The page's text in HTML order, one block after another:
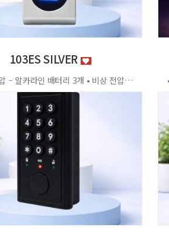
103ES SILVER
• 사용 전압 – 알카라인 배터리 3개 • 비상 전압 - DC3.2V±0.2V • 전력 소비량 – 정전류 : ≤30μA 동작전류 : ≤150 MA • 사용 환경 – 온도 : 0℃ ~ +70℃ 습도 : RH 20% ~ RH95%RH 사용방법 < 잠금방법 > - 비밀번호 4자리 숫자를 입력하면 문이 자동으로 잠깁니다. < 찾는방법> - 입력했던 비밀번호 4자리 숫자를 누르면 자동으로 문이 열립니다. - 비밀번호를 잊었을 경우 마스터키 사용 가능 특징 - 마스터키 10개까지 등록가능 - 버튼백라이트 - 배터리 방전 시 외부전원 공급기 사용가능 - 자동/수동 잠금 설정 가능 - 마스터 비밀번호 설정 가능 - 무음모드 가능 - 125Khz